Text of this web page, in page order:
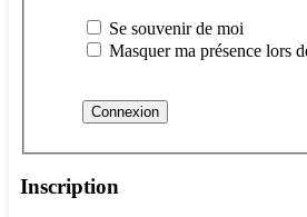
Se souvenir de moi
Masquer ma présence lors
Inscription